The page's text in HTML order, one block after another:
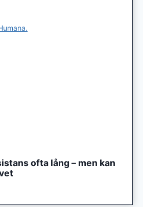
ofta lång – men kan